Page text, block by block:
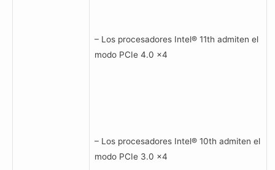
– Los procesadores Intel® 11th admiten el
modo PCIe 4.0 x4
– Los procesadores Intel® 10th admiten el
modo PCIe 3.0 x4